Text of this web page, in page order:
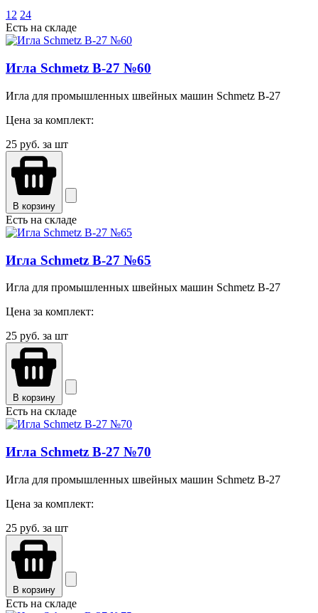
12 24
Есть на складе
Игла Schmetz B-27 №60
Игла для промышленных швейных машин Schmetz B-27
Цена за комплект:
25 руб. за шт
В корзину
Есть на складе
Игла Schmetz B-27 №65
Игла для промышленных швейных машин Schmetz B-27
Цена за комплект:
25 руб. за шт
В корзину
Есть на складе
Игла Schmetz B-27 №70
Игла для промышленных швейных машин Schmetz B-27
Цена за комплект:
25 руб. за шт
В корзину
Есть на складе